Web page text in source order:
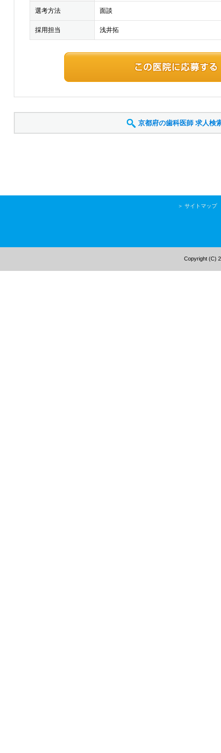
選考方法 面談
採用担当 浅井拓
京都府の歯科医師 求人検
＞ サイトマップ
Copyright (C)